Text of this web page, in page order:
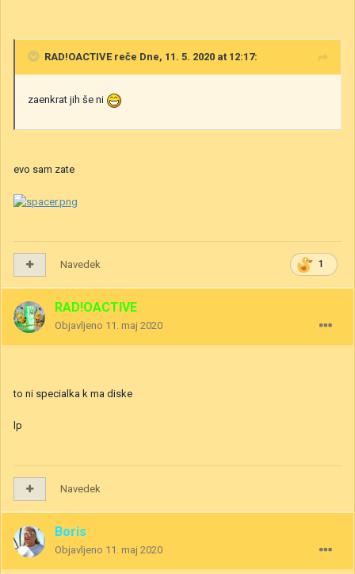
RAD!OACTIVEreče Dne, 11. 5. 2020 at 12:17:
zaenkrat jih še ni
evo sam zate
1
Navedek
RAD!OACTIVE
Objavljeno 11. maj 2020
to ni specialka k ma diske
lp
Navedek
Boris
Objavljeno 11. maj 2020